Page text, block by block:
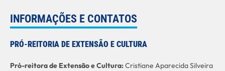
INFORMAÇÕES E CONTATOS
PRÓ-REITORIA DE EXTENSÃO E CULTURA
Pró-reitora de Extensão e Cultura:Cristiane Aparecida Silveira